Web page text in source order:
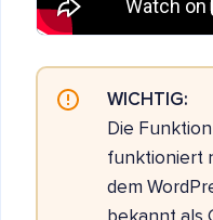
WICHTIG:
Die
funktioniert
dem